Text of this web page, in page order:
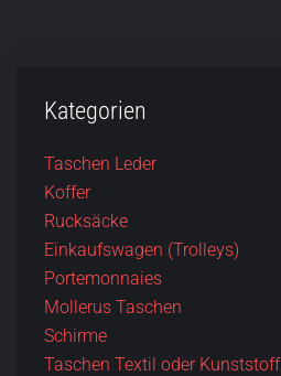
Kategorien
Taschen Leder
Koffer
Rucksäcke
Einkaufswagen (Trolleys)
Portemonnaies
Mollerus Taschen
Schirme
Taschen Textil oder Kunststoff